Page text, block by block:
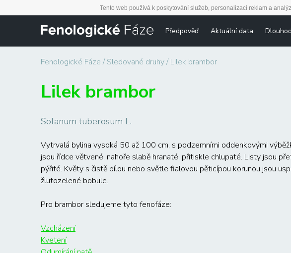
Tento web používá k poskytování služeb, personalizaci reklam a
Předpověď Aktuální data
Fenologické Fáze Sledované druhy Lilek brambor
Lilek brambor
Solanum tuberosum L.
Vytrvalá bylina vysoká 50 až 100 cm, s podzemními oddenkovými
jsou řídce větvené, nahoře slabě hranaté, přitiskle chlupaté. Listy jsou
pýřité. Květy s čistě bílou nebo světle fialovou pěticípou korunou jsou
žlutozelené bobule.
Pro brambor sledujeme tyto fenofáze:
Vzcházení
Kvetení